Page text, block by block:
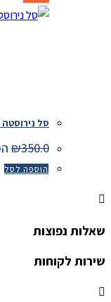
סל נירוסטה 100 מכסים
₪350.0
הוספה לסל
שאלות נפוצות
שירות לקוחות